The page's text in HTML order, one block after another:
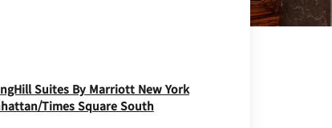
Suites By Marriott New York
Times Square SouthOpens In New Window